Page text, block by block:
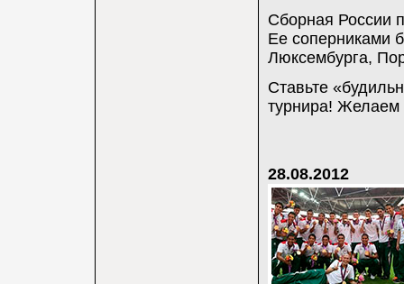
Сборная России
Ее соперниками
Люксембурга,
Ставьте
турнира! Желаем
28.08.2012